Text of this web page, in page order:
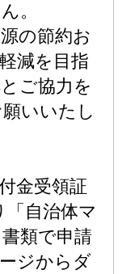
。
の節約お
減を目指
ご協力を
いいたし
金受領証
自治体マ
類で申請
ジからダ